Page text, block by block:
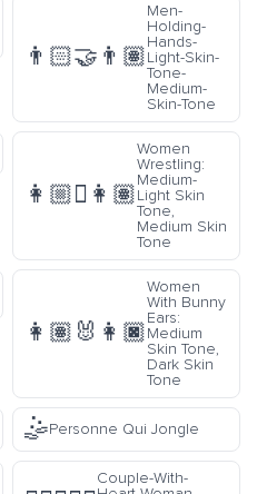
👨🏻‍🤝‍👨🏽
Men-
Holding-
Hands-
Light-Skin-
Tone-
Medium-
Skin-Tone
👩🏼‍🫯‍👩🏽
Women
Wrestling:
Medium-
Light Skin
Tone,
Medium Skin
Tone
👩🏽‍🐰‍👩🏿
Women
With Bunny
Ears:
Medium
Skin Tone,
Dark Skin
Tone
🤹Personne Qui Jongle
Couple-With-